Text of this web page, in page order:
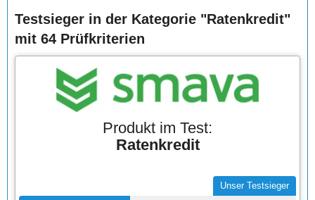
Testsieger in der Kategorie "Ratenkredit"
mit 64 Prüfkriterien
Produkt im Test:
Ratenkredit
Unser Testsieger